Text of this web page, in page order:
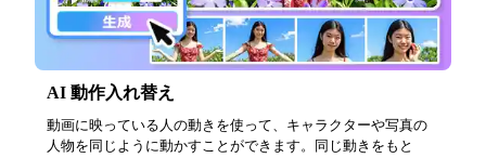
AI 動作入れ替え
動画に映っている人の動きを使って、キャラクターや写真の
人物を同じように動かすことができます。同じ動きをもと